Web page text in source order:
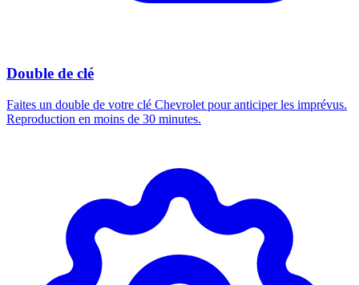
Double de clé
Faites un double de votre clé Chevrolet pour anticiper les imprévus.
Reproduction en moins de 30 minutes.